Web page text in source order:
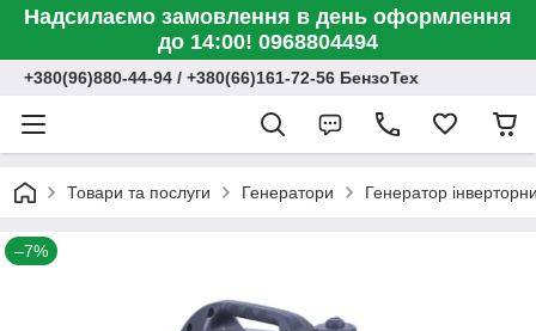
Надсилаємо замовлення в день оформлення
до 14:00! 0968804494
+380(96)880-44-94 / +380(66)161-72-56 БензоТех
Товари та послуги Генератори Генератор
–7%